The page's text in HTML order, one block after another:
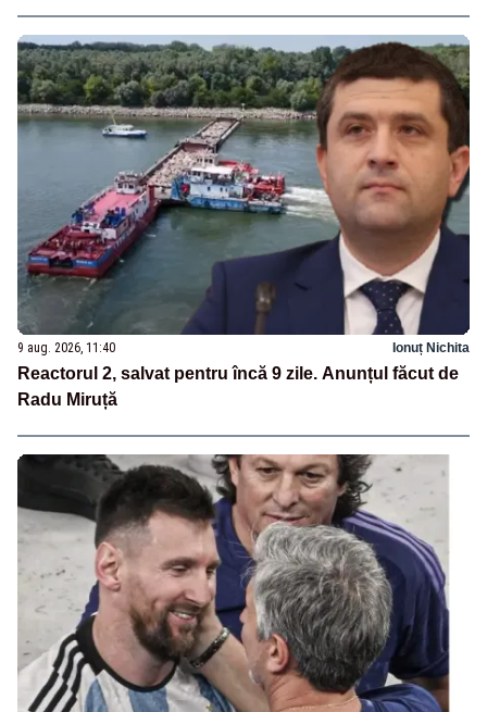
9 aug. 2026, 11:40 Ionuț Nichita
Reactorul 2, salvat pentru încă 9 zile. Anunțul făcut de
Radu Miruță